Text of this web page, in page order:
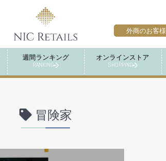
週間ランキング
RANKING
オンラインストア
SHOPPING
外商のお客様
冒険家